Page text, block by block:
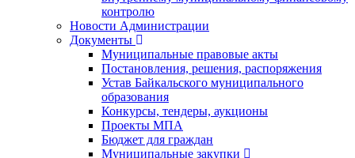
контролю
Новости Администрации
Документы
Муниципальные правовые акты
Постановления, решения, распоряжения
Устав Байкальского муниципального
образования
Конкурсы, тендеры, аукционы
Проекты МПА
Бюджет для граждан
Муниципальные закупки